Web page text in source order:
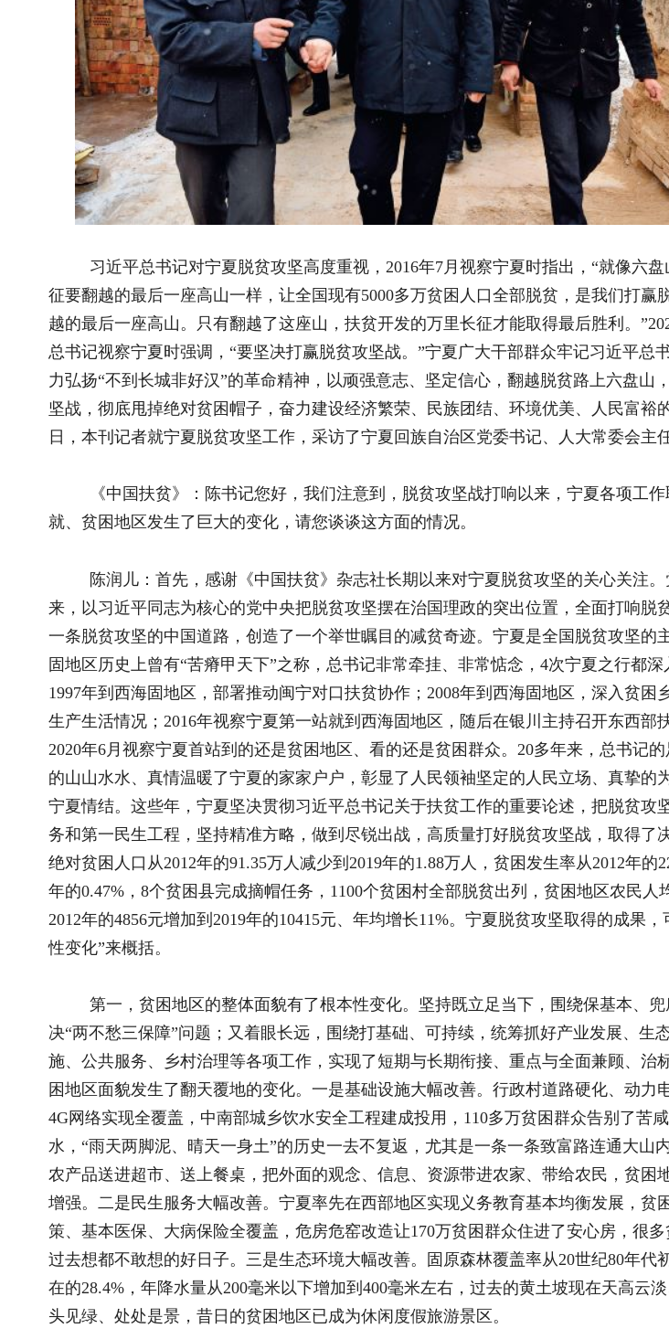
习近平总书记对宁夏脱贫攻坚高度重视，2016年7月视察宁夏时指出，“就像六盘山是当年红军长
征要翻越的最后一座高山一样，让全国现有5000多万贫困人口全部脱贫，是我们打赢脱贫攻坚战必须翻
越的最后一座高山。只有翻越了这座山，扶贫开发的万里长征才能取得最后胜利。”2020年6月，习近平
总书记视察宁夏时强调，“要坚决打赢脱贫攻坚战。”宁夏广大干部群众牢记习近平总书记重要嘱托，大
力弘扬“不到长城非好汉”的革命精神，以顽强意志、坚定信心，翻越脱贫路上六盘山，坚决打赢脱贫攻
坚战，彻底甩掉绝对贫困帽子，奋力建设经济繁荣、民族团结、环境优美、人民富裕的美丽新宁夏。近
日，本刊记者就宁夏脱贫攻坚工作，采访了宁夏回族自治区党委书记、人大常委会主任陈润儿。
就、贫困地区发生了巨大的变化，请您谈谈这方面的情况。
陈润儿：首先，感谢《中国扶贫》杂志社长期以来对宁夏脱贫攻坚的关心关注。党的十八大以
一条脱贫攻坚的中国道路，创造了一个举世瞩目的减贫奇迹。宁夏是全国脱贫攻坚的主战场之一，西海
固地区历史上曾有“苦瘠甲天下”之称，总书记非常牵挂、非常惦念，4次宁夏之行都深入西海固地区，
1997年到西海固地区，部署推动闽宁对口扶贫协作；2008年到西海固地区，深入贫困乡村了解贫困群众
生产生活情况；2016年视察宁夏第一站就到西海固地区，随后在银川主持召开东西部扶贫协作座谈会；
宁夏情结。这些年，宁夏坚决贯彻习近平总书记关于扶贫工作的重要论述，把脱贫攻坚作为重大政治任
务和第一民生工程，坚持精准方略，做到尽锐出战，高质量打好脱贫攻坚战，取得了决定性成果。全区
2012年的4856元增加到2019年的10415元、年均增长11%。宁夏脱贫攻坚取得的成果，可以用“四个根本
性变化”来概括。
第一，贫困地区的整体面貌有了根本性变化。坚持既立足当下，围绕保基本、兜底线，着力解
施、公共服务、乡村治理等各项工作，实现了短期与长期衔接、重点与全面兼顾、治标与治本并重，贫
困地区面貌发生了翻天覆地的变化。一是基础设施大幅改善。行政村道路硬化、动力电、光纤宽带、
4G网络实现全覆盖，中南部城乡饮水安全工程建成投用，110多万贫困群众告别了苦咸水、喝上了安全
水，“雨天两脚泥、晴天一身土”的历史一去不复返，尤其是一条一条致富路连通大山内外，把乡村特色
增强。二是民生服务大幅改善。宁夏率先在西部地区实现义务教育基本均衡发展，贫困人口健康扶贫政
策、基本医保、大病保险全覆盖，危房危窑改造让170万贫困群众住进了安心房，很多贫困群众过上了
过去想都不敢想的好日子。三是生态环境大幅改善。固原森林覆盖率从20世纪80年代初的4.2%提高到现
在的28.4%，年降水量从200毫米以下增加到400毫米左右，过去的黄土坡现在天高云淡、气候宜人，抬
第二，支撑脱贫的动力源泉有了根本性变化。坚持从脱贫攻坚一开始，就注重由“输血式”向“造血
场、有效益的好产业，有力地带动了贫困群众增收、贫困地区发展。全区80%以上的贫困人口都有产业
产业已成为支撑稳定脱贫的动力源泉。在发展脱贫致富产业中，注重以下三点：一是注重实际。立足贫
困地区实际，尊重贫困群众意愿，因地制宜选择产业，既防止上水土不服的产业，也避免一窝蜂搞雷同
产业，实现县有主导产业、乡有特色产业、村有致富产业、户有增收项目。盐池滩羊、泾源肉牛、原州
冷凉蔬菜、红寺堡黄花菜等产业利用当地资源禀赋、符合当地气候条件、顺应当地群众意愿，已成为老
么、贫困群众能干什么，我们就发展什么、培育什么、支持什么，持续实施100个扶贫示范村、100家扶
贫龙头企业、1000家扶贫合作社、10000名致富带头人“四个一”示范工程，健全完善利益联结机制，实
现了企业有利润、群众得实惠、地方有发展。这几年，我们瞄准广东、香港等市场对菜心、冷凉蔬菜需
求旺盛的机遇，通过市场订单、企业带动，建立外销蔬菜基地136个，组织贫困群众规模化种植29万
卖上好价钱。三是注重服务。全力做好技术提供、人员培训、品种改良、品牌打造、市场营销、法律保
障等服务工作，让贫困群众发展产业无后顾之忧。这两年，我们围绕农产品卖难问题，大力发展农村电
商，实现了家门到市场的精准对接，全区农产品网络零售额182.9亿元，带动1.5万贫困群众就业。